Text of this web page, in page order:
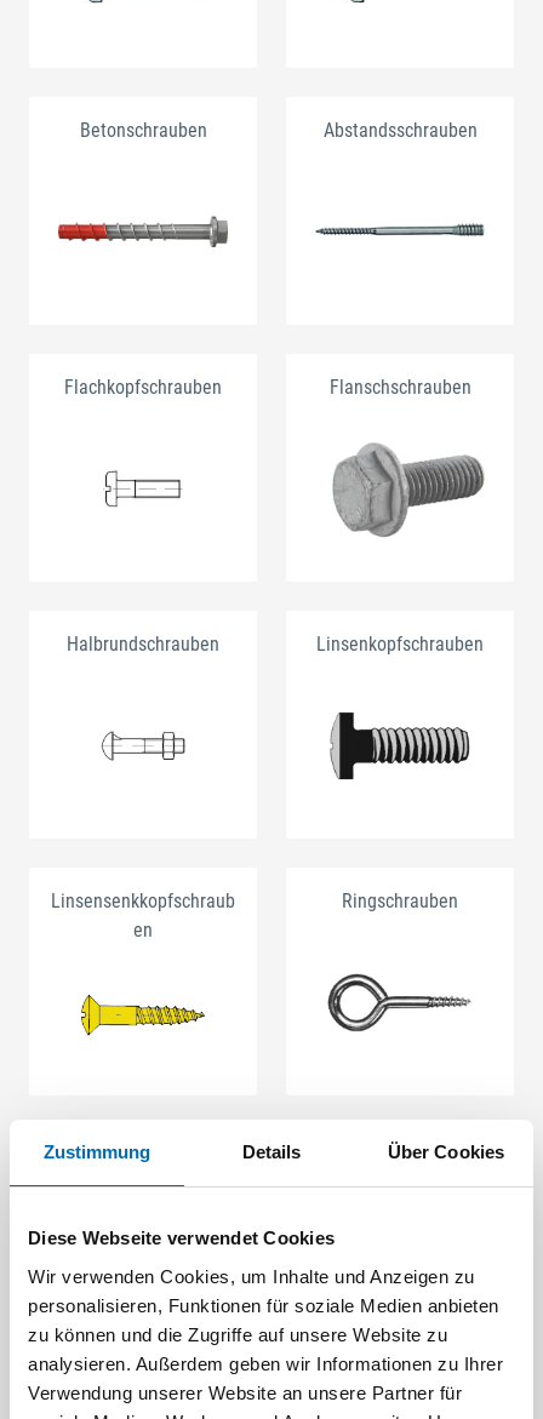
Zustimmung Details Über Cookies
Diese Webseite verwendet Cookies
Wir verwenden Cookies, um Inhalte und Anzeigen zu
personalisieren, Funktionen für soziale Medien anbieten
zu können und die Zugriffe auf unsere Website zu
analysieren. Außerdem geben wir Informationen zu Ihrer
Verwendung unserer Website an unsere Partner für
Betonschrauben Abstandsschrauben
Flachkopfschrauben Flanschschrauben
Halbrundschrauben Linsenkopfschrauben
Linsensenkkopfschraub
en
Ringschrauben
Spenglerschrauben Verbinderschrauben